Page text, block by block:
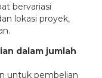
bervariasi
lokasi proyek,
dalam jumlah
untuk pembelian